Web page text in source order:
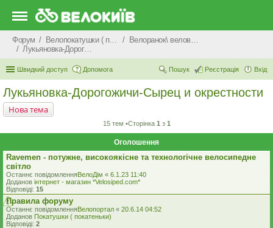
Форум Велопокатушки ( покатеньки), велопоходи, туризм.
Велоранок\ веловечір\ велодень \ велоніч
Лукьяновка-Дорогожичи-Сырец и окрестности
Швидкий доступ Допомога Вхід
Реєстрація
Пошук
Лукьяновка-Дорогожичи-Сырец и окрестности
Нова тема
15 тем •Сторінка 1 з 1
Оголошення
Ravemen - потужне, високоякісне та технологічне велосипедне
світло
Останнє повідомленняВелоДім « 6.1.23 11:40
Доданов iнтернет - магазин *Velosiped.com*
Відповіді: 15
Правила форуму
Останнє повідомленняВелопортал « 20.6.14 04:52
Доданов Покатушки ( покатеньки)
Відповіді: 2